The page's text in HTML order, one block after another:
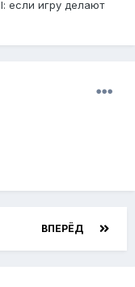
если игру делают
ВПЕРЁД